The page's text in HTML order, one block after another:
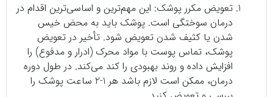
تعویض مکرر پوشک: این مهم‌ترین و اساسی‌ترین اقدام در
درمان سوختگی است. پوشک باید به محض خیس
شدن یا کثیف شدن تعویض شود. تأخیر در تعویض
پوشک، تماس پوست با مواد محرک (ادرار و مدفوع) را
افزایش داده و روند بهبودی را کند می‌کند. در طول دوره
درمان، ممکن است لازم باشد هر 1-2 ساعت پوشک را